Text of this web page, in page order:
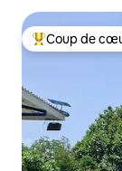
Coups de cœur
Coup de